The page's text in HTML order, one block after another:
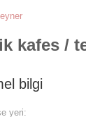
kafes /
bilgi
yeri: